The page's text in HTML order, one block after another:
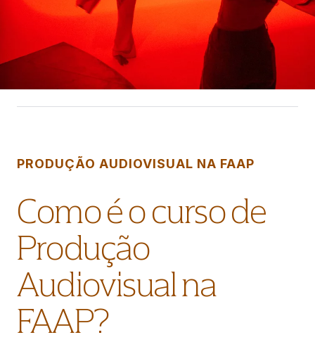
PRODUÇÃO AUDIOVISUAL NA FAAP
Como é o curso de
Produção
Audiovisual na
FAAP?